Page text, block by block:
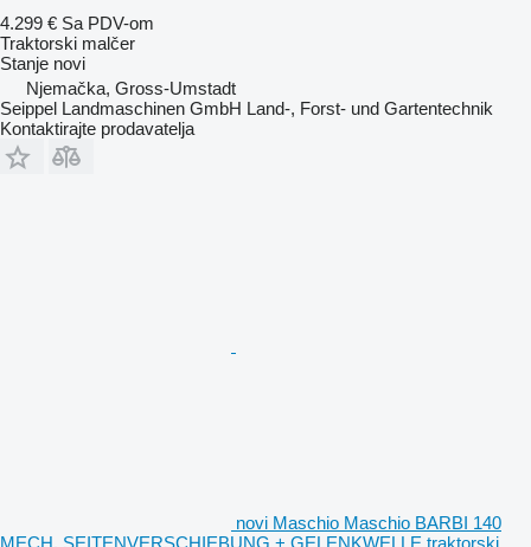
4.299 € Sa PDV-om
Traktorski malčer
Stanje novi
Njemačka, Gross-Umstadt
Seippel Landmaschinen GmbH Land-, Forst- und Gartentechnik
Kontaktirajte prodavatelja
novi Maschio Maschio BARBI 140
MECH. SEITENVERSCHIEBUNG + GELENKWELLE traktorski